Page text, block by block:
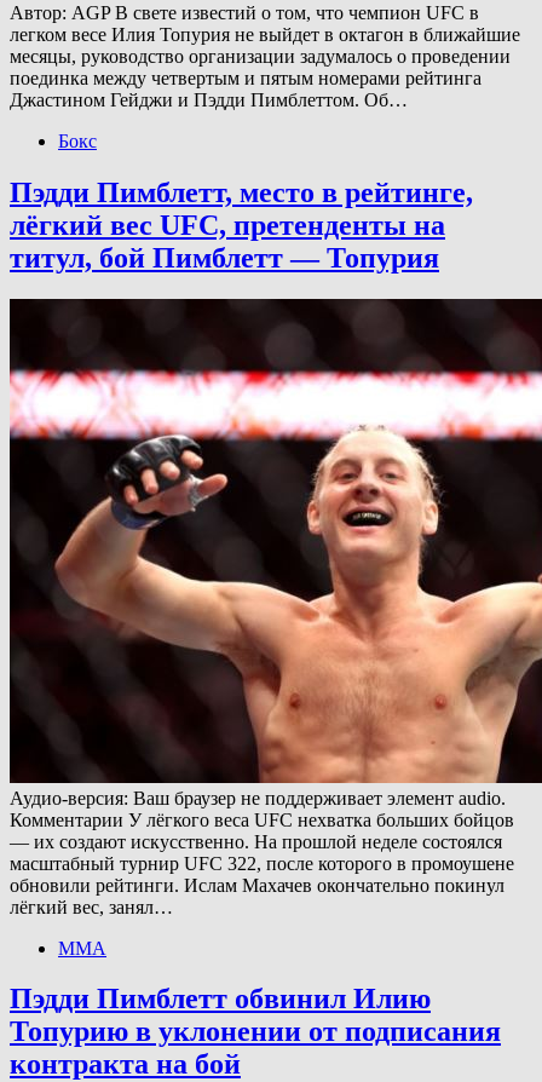
Автор: AGP В свете известий о том, что чемпион UFC в
легком весе Илия Топурия не выйдет в октагон в ближайшие
месяцы, руководство организации задумалось о проведении
поединка между четвертым и пятым номерами рейтинга
Джастином Гейджи и Пэдди Пимблеттом. Об…
Бокс
Пэдди Пимблетт, место в рейтинге,
лёгкий вес UFC, претенденты на
титул, бой Пимблетт — Топурия
Аудио-версия: Ваш браузер не поддерживает элемент audio.
Комментарии У лёгкого веса UFC нехватка больших бойцов
— их создают искусственно. На прошлой неделе состоялся
масштабный турнир UFC 322, после которого в промоушене
обновили рейтинги. Ислам Махачев окончательно покинул
лёгкий вес, занял…
ММА
Пэдди Пимблетт обвинил Илию
Топурию в уклонении от подписания
контракта на бой